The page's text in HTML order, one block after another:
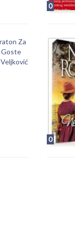
0
Za
Goste
0